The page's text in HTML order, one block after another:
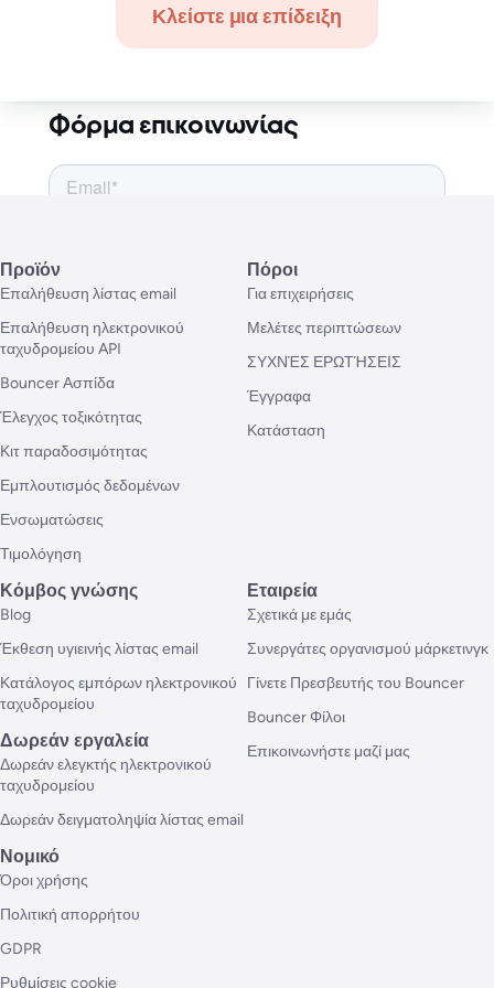
Φόρμα επικοινωνίας
EU VAT ID: PL8992838459
Κλείστε μια επίδειξη
Προϊόν
Επαλήθευση λίστας email
Επαλήθευση ηλεκτρονικού
ταχυδρομείου API
Bouncer Ασπίδα
Έλεγχος τοξικότητας
Κιτ παραδοσιμότητας
Εμπλουτισμός δεδομένων
Ενσωματώσεις
Τιμολόγηση
Πόροι
Για επιχειρήσεις
Μελέτες περιπτώσεων
ΣΥΧΝΈΣ ΕΡΩΤΉΣΕΙΣ
Έγγραφα
Κατάσταση
Κόμβος γνώσης
Blog
Έκθεση υγιεινής λίστας email
Κατάλογος εμπόρων ηλεκτρονικού
ταχυδρομείου
Δωρεάν εργαλεία
Δωρεάν ελεγκτής ηλεκτρονικού
ταχυδρομείου
Δωρεάν δειγματοληψία λίστας email
Εταιρεία
Σχετικά με εμάς
Συνεργάτες οργανισμού μάρκετινγκ
Γίνετε Πρεσβευτής του Bouncer
Bouncer Φίλοι
Επικοινωνήστε μαζί μας
Νομικό
Όροι χρήσης
Πολιτική απορρήτου
GDPR
Ρυθμίσεις cookie